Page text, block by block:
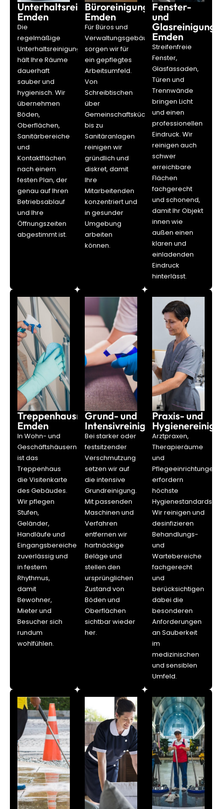
Unterhaltsreinigung
Emden
Die
regelmäßige
Unterhaltsreinigung
hält Ihre Räume
dauerhaft
sauber und
hygienisch. Wir
übernehmen
Böden,
Oberflächen,
Sanitärbereiche
und
Kontaktflächen
nach einem
festen Plan, der
genau auf Ihren
Betriebsablauf
und Ihre
Öffnungszeiten
abgestimmt ist.
Büroreinigung
Emden
Für Büros und
Verwaltungsgebäude
sorgen wir für
ein gepflegtes
Arbeitsumfeld.
Von
Schreibtischen
über
Gemeinschaftsküchen
bis zu
Sanitäranlagen
reinigen wir
gründlich und
diskret, damit
Ihre
Mitarbeitenden
konzentriert und
in gesunder
Umgebung
arbeiten
können.
Fenster-
und
Glasreinigung
Emden
Streifenfreie
Fenster,
Glasfassaden,
Türen und
Trennwände
bringen Licht
und einen
professionellen
Eindruck. Wir
reinigen auch
schwer
erreichbare
Flächen
fachgerecht
und schonend,
damit Ihr Objekt
innen wie
außen einen
klaren und
einladenden
Eindruck
hinterlässt.
Treppenhausreinigung
Emden
In Wohn- und
Geschäftshäusern
ist das
Treppenhaus
die Visitenkarte
des Gebäudes.
Wir pflegen
Stufen,
Geländer,
Handläufe und
Eingangsbereiche
zuverlässig und
in festem
Rhythmus,
damit
Bewohner,
Mieter und
Besucher sich
rundum
wohlfühlen.
Grund- und
Intensivreinigung
Bei starker oder
festsitzender
Verschmutzung
setzen wir auf
die intensive
Grundreinigung.
Mit passenden
Maschinen und
Verfahren
entfernen wir
hartnäckige
Beläge und
stellen den
ursprünglichen
Zustand von
Böden und
Oberflächen
sichtbar wieder
her.
Praxis- und
Arztpraxen,
Therapieräume
und
Pflegeeinrichtungen
erfordern
höchste
Hygienestandards.
Wir reinigen und
desinfizieren
Behandlungs-
und
Wartebereiche
fachgerecht
und
berücksichtigen
dabei die
besonderen
Anforderungen
an Sauberkeit
im
medizinischen
und sensiblen
Umfeld.